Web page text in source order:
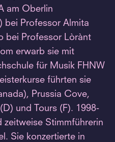
am Oberlin
bei Professor Almita
bei Professor Lòrànt
erwarb sie mit
für Musik FHNW
führten sie
Prussia Cove,
und Tours (F). 1998-
Stimmführerin
Sie konzertierte in